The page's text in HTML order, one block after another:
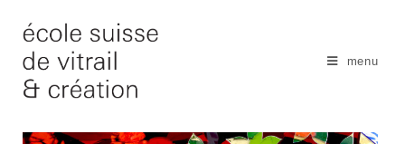
content
menu